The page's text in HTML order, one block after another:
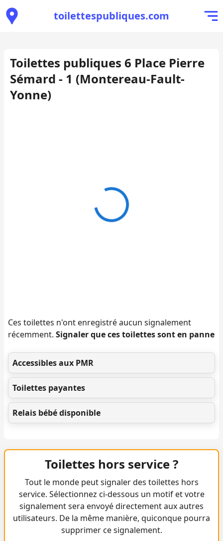
toilettespubliques.com
Toilettes publiques 6 Place Pierre
Sémard - 1 (Montereau-Fault-
Yonne)
Ces toilettes n'ont enregistré aucun signalement
récemment. Signaler que ces toilettes sont en panne
Accessibles aux PMR
Toilettes payantes
Relais bébé disponible
Toilettes hors service ?
Tout le monde peut signaler des toilettes hors
service. Sélectionnez ci-dessous un motif et votre
signalement sera envoyé directement aux autres
utilisateurs. De la même manière, quiconque pourra
supprimer ce signalement.